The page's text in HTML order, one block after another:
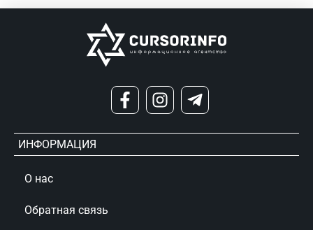
ИНФОРМАЦИЯ
О нас
Обратная связь